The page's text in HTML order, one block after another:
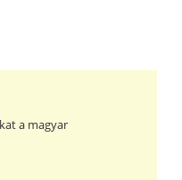
a magyar